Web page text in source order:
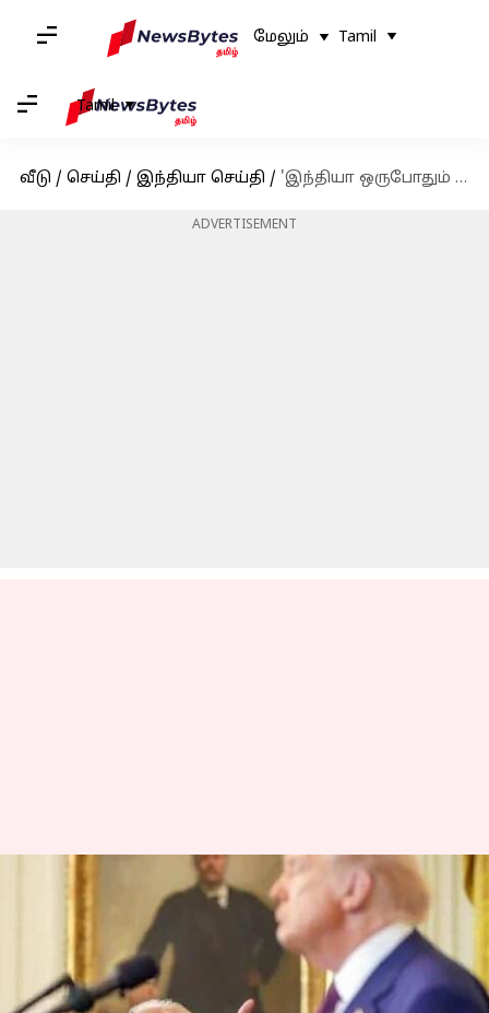
மேலும் Tamil
Tamil
வீடு / செய்தி / இந்தியா செய்தி / 'இந்தியா ஒருபோதும் சமரசம் செய்யாது..': டிரம்பின் 50% வரிகளுக்கு மோடி பதிலடி
ADVERTISEMENT
'இந்தியா ஒருபோதும்
சமரசம் செய்யாது..':
டிரம்பின் 50% வரிகளுக்கு
மோடி பதிலடி